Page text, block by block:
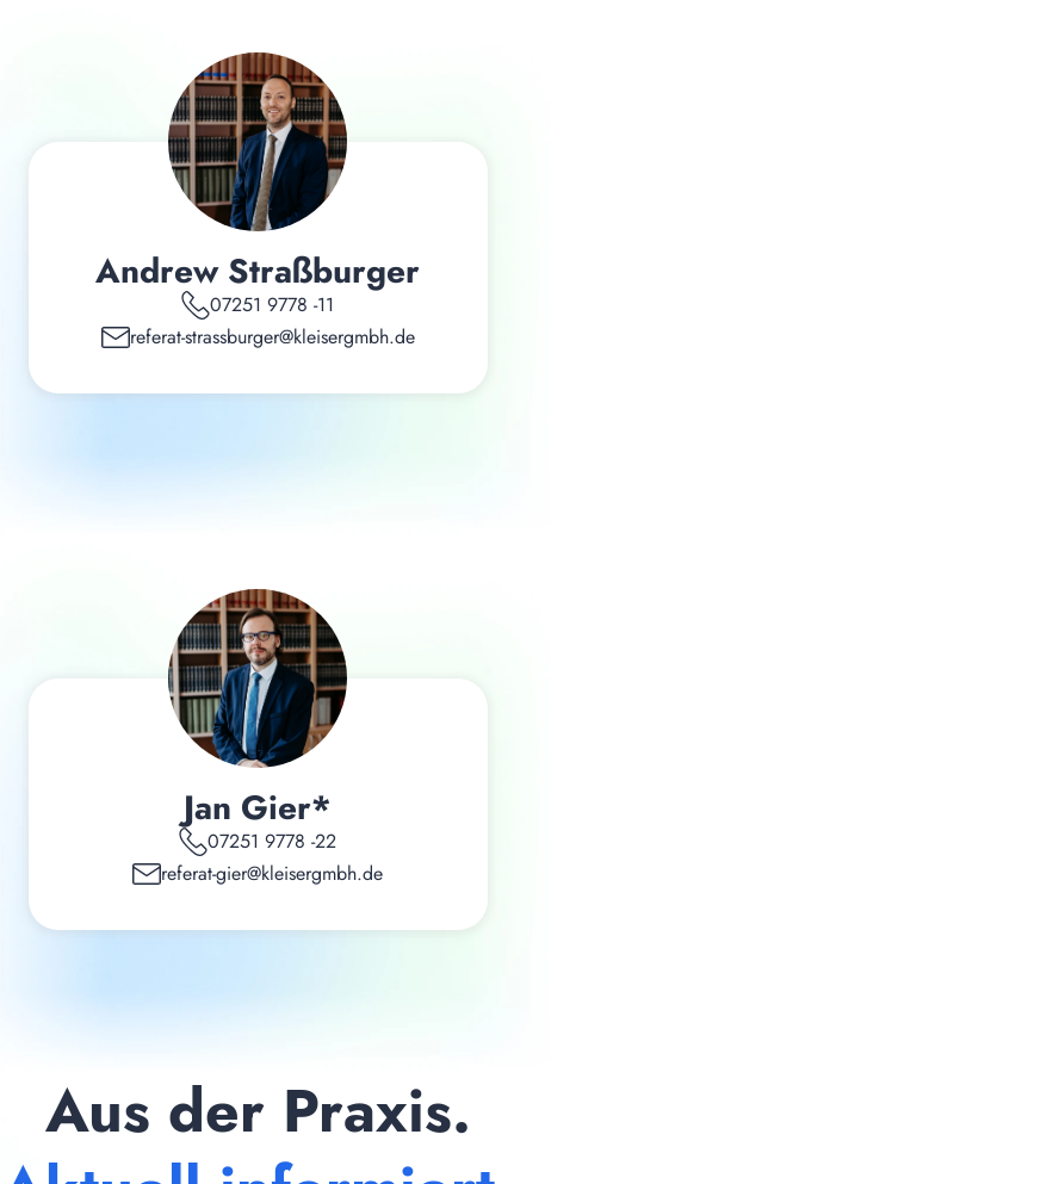
Andrew Straßburger
07251 9778 -11
referat-strassburger@kleisergmbh.de
Jan Gier*
07251 9778 -22
referat-gier@kleisergmbh.de
Aus der Praxis.